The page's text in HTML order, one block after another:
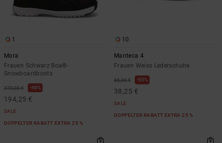
1
Mora
Frauen Schwarz Boa®-
Snowboardboots
370,00 € 48%
194,25 €
SALE
DOPPELTER RABATT EXTRA 25 %
10
Manteca 4
Frauen Weiss Lederschuhe
85,00 € 55%
38,25 €
SALE
DOPPELTER RABATT EXTRA 25 %